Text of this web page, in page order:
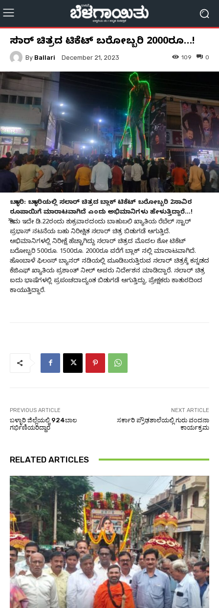
ಸಲಾರ್ ಚಿತ್ರದ ಟಿಕೆಟ್ ಬರೋಬ್ಬರಿ 2000ರೂ…!
By Ballari December 21, 2023 0
109
ಬಳ್ಳಾರಿ: ಬಳ್ಳಾರಿಯಲ್ಲಿ ಸಲಾರ್ ಚಿತ್ರದ ಬ್ಲಾಕ್ ಟಿಕೆಟ್ ಬರೋಬ್ಬರಿ 2ಸಾವಿರ
ರೂಪಾಯಿಗೆ ಮಾರಾಟವಾಗಿದೆ ಎಂದು ಅಭಿಮಾನಿಗಳು ಹೇಳುತ್ತಿದ್ದಾರೆ…!
ಹೌದು ಇದೇ ಡಿ.22ರಂದು ಶುಕ್ರವಾರದಂದು ಬಾಹುಬಲಿ ಖ್ಯಾತಿಯ ರೆಬೆಲ್ ಸ್ಟಾರ್
ಪ್ರಭಾಸ್ ನಟನೆಯ ಬಹು ನಿರೀಕ್ಷಿತ ಸಲಾರ್ ಚಿತ್ರ ಬಿಡುಗಡೆ ಆಗುತ್ತಿದೆ.
ಅಭಿಮಾನಿಗಳಲ್ಲಿ ನಿರೀಕ್ಷೆ ಹೆಚ್ಚಾಗಿದ್ದು ಸಲಾರ್ ಚಿತ್ರದ ಮೊದಲ ಶೋ ಟಿಕೆಟ್
ಬರೋಬ್ಬರಿ 500ರೂ. 1500ರೂ. 2000ರೂ ವರೆಗೆ ಬ್ಲಾಕ್ ನಲ್ಲಿ ಮಾರಾಟವಾಗಿದೆ.
ಹೊಂಬಾಳೆ ಫಿಲಂಸ್ ಬ್ಯಾನರ್ ನಡಿಯಲ್ಲಿ ಮೂಡಿಬರುತ್ತಿರುವ ಸಲಾರ್ ಚಿತ್ರಕ್ಕೆ ಕನ್ನಡದ
ಕೆಜಿಎಫ್ ಖ್ಯಾತಿಯ ಪ್ರಶಾಂತ್ ನೀಲ್ ಅವರು ನಿರ್ದೇಶನ ಮಾಡಿದ್ದಾರೆ. ಸಲಾರ್ ಚಿತ್ರ
ಐದು ಭಾಷೆಗಳಲ್ಲಿ ಪ್ರಪಂಚದಾದ್ಯಂತ ಬಿಡುಗಡೆ ಆಗುತ್ತಿದ್ದು, ಪ್ರೇಕ್ಷಕರು ಕಾತುರದಿಂದ
ಕಾಯುತ್ತಿದ್ದಾರೆ.
PREVIOUS ARTICLE
ಬಳ್ಳಾರಿ ಜಿಲ್ಲೆಯಲ್ಲಿ 924ಬಾಲ
ಗರ್ಭಿಣಿಯರಿದ್ದಾರೆ
NEXT ARTICLE
ಸರ್ಕಾರಿ ಪ್ರೌಢಶಾಲೆಯಲ್ಲಿ ಗುರು ವಂದನಾ
ಕಾರ್ಯಕ್ರಮ
RELATED ARTICLES